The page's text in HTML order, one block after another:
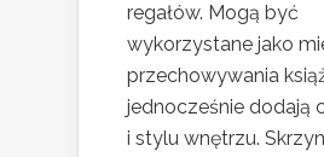
regałów. Mogą być
wykorzystane jako
przechowywania
jednocześnie dodają
i stylu wnętrzu.